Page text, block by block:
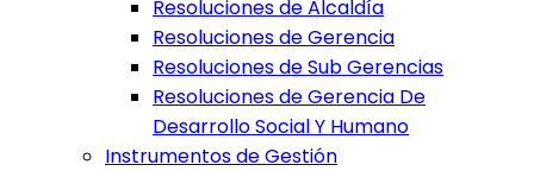
Resoluciones de Alcaldía
Resoluciones de Gerencia
Resoluciones de Sub Gerencias
Resoluciones de Gerencia De
Desarrollo Social Y Humano
Instrumentos de Gestión